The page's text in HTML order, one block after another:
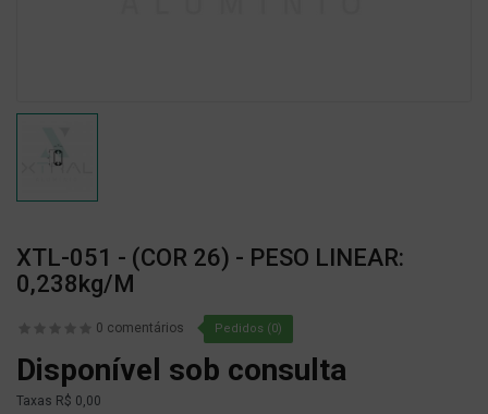
XTL-051 - (COR 26) - PESO LINEAR:
0,238kg/m
0 comentários Pedidos (0)
Disponível sob consulta
Taxas R$ 0,00